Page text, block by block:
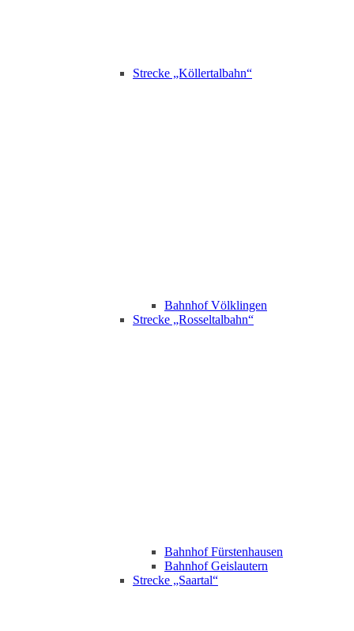
Strecke „Köllertalbahn“
Bahnhof Völklingen
Strecke „Rosseltalbahn“
Bahnhof Fürstenhausen
Bahnhof Geislautern
Strecke „Saartal“